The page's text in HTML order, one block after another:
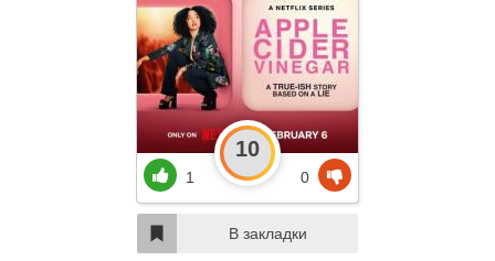
1
10
0
В закладки